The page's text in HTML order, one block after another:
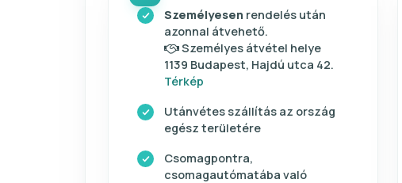
Személyesen rendelés után
azonnal átvehető.
Személyes átvétel helye
1139 Budapest, Hajdú utca 42.
Térkép
Utánvétes szállítás az ország
egész területére
Csomagpontra,
csomagautómatába való